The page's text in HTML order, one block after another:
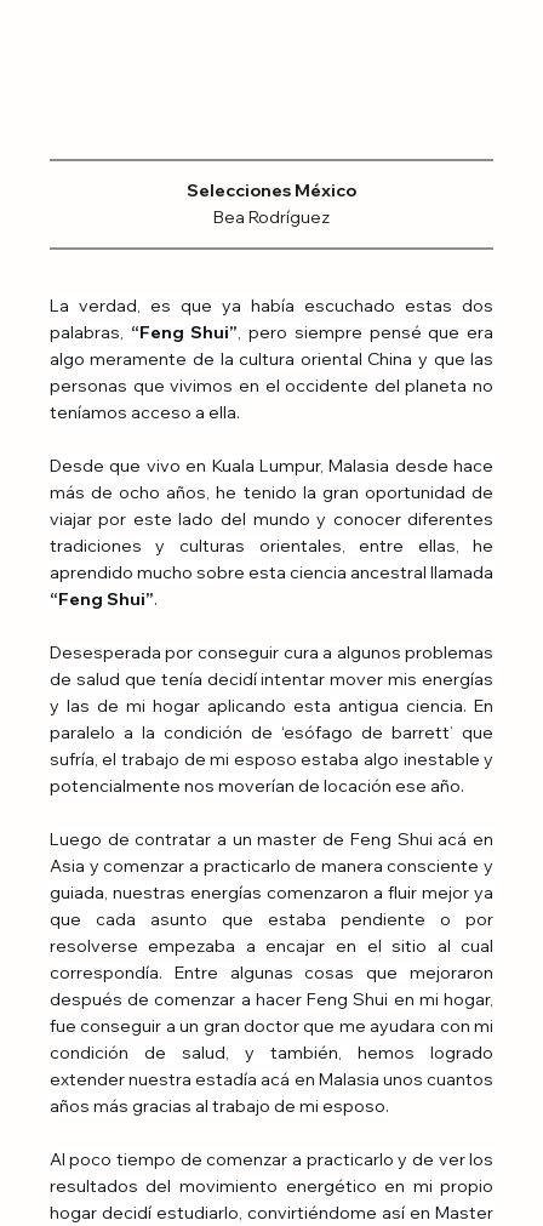
Selecciones México
Bea Rodríguez
La verdad, es que ya había escuchado estas dos
palabras, “Feng Shui”, pero siempre pensé que era
algo meramente de la cultura oriental China y que las
personas que vivimos en el occidente del planeta no
teníamos acceso a ella.
Desde que vivo en Kuala Lumpur, Malasia desde hace
más de ocho años, he tenido la gran oportunidad de
viajar por este lado del mundo y conocer diferentes
tradiciones y culturas orientales, entre ellas, he
aprendido mucho sobre esta ciencia ancestral llamada
“Feng Shui”.
Desesperada por conseguir cura a algunos problemas
de salud que tenía decidí intentar mover mis energías
y las de mi hogar aplicando esta antigua ciencia. En
paralelo a la condición de ‘esófago de barrett’ que
sufría, el trabajo de mi esposo estaba algo inestable y
potencialmente nos moverían de locación ese año.
Luego de contratar a un master de Feng Shui acá en
Asia y comenzar a practicarlo de manera consciente y
guiada, nuestras energías comenzaron a fluir mejor ya
que cada asunto que estaba pendiente o por
resolverse empezaba a encajar en el sitio al cual
correspondía. Entre algunas cosas que mejoraron
después de comenzar a hacer Feng Shui en mi hogar,
fue conseguir a un gran doctor que me ayudara con mi
condición de salud, y también, hemos logrado
extender nuestra estadía acá en Malasia unos cuantos
años más gracias al trabajo de mi esposo.
Al poco tiempo de comenzar a practicarlo y de ver los
resultados del movimiento energético en mi propio
hogar decidí estudiarlo, convirtiéndome así en Master